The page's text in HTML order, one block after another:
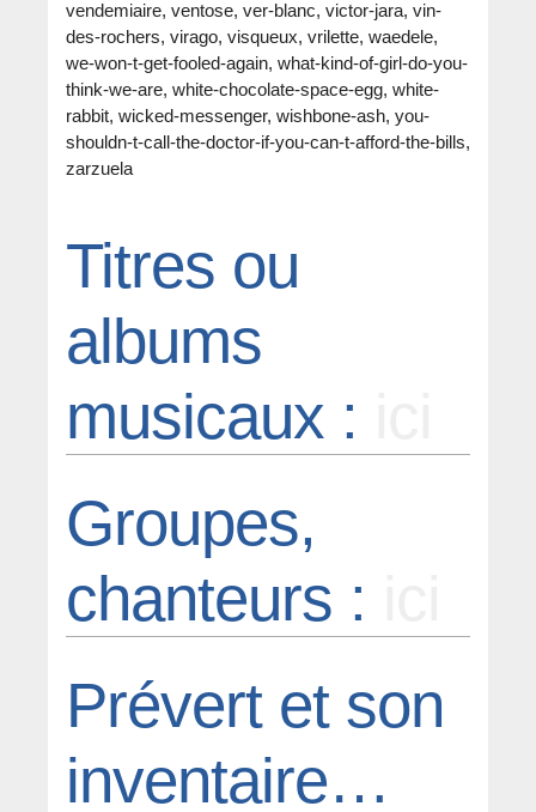
vendemiaire, ventose, ver-blanc, victor-jara, vin-
des-rochers, virago, visqueux, vrilette, waedele,
we-won-t-get-fooled-again, what-kind-of-girl-do-you-
think-we-are, white-chocolate-space-egg, white-
rabbit, wicked-messenger, wishbone-ash, you-
shouldn-t-call-the-doctor-if-you-can-t-afford-the-bills,
zarzuela
Titres ou
albums
musicaux :
Groupes,
chanteurs :
Prévert et son
inventaire…